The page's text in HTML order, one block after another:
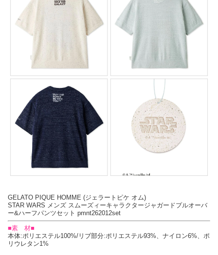
GELATO PIQUE HOMME (ジェラートピケ オム)
STAR WARS メンズ スムーズィーキャラクタージャガードプルオーバ
ー&ハーフパンツセット pmnt262012set
■素 材■
本体:ポリエステル100%/リブ部分:ポリエステル93%、ナイロン6%、ポ
リウレタン1%